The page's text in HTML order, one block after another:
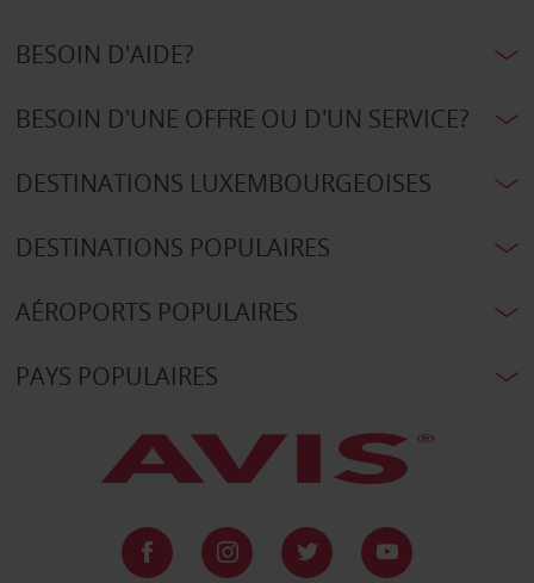
BESOIN D'AIDE?
BESOIN D'UNE OFFRE OU D'UN SERVICE?
DESTINATIONS LUXEMBOURGEOISES
DESTINATIONS POPULAIRES
AÉROPORTS POPULAIRES
PAYS POPULAIRES